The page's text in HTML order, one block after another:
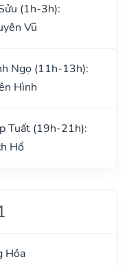
(1h-3h):
Vũ
Ngọ (11h-13h):
Hình
Tuất (19h-21h):
Hổ
Hỏa